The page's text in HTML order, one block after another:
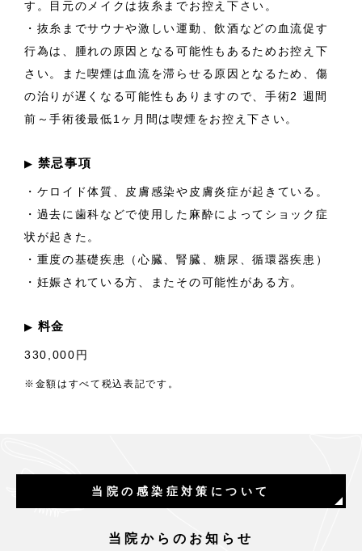
す。目元のメイクは抜糸までお控え下さい。
・抜糸までサウナや激しい運動、飲酒などの血流促す
行為は、腫れの原因となる可能性もあるためお控え下
さい。また喫煙は血流を滞らせる原因となるため、傷
の治りが遅くなる可能性もありますので、手術2 週間
前～手術後最低1ヶ月間は喫煙をお控え下さい。
▶︎ 禁忌事項
・ケロイド体質、皮膚感染や皮膚炎症が起きている。
・過去に歯科などで使用した麻酔によってショック症
状が起きた。
・重度の基礎疾患（心臓、腎臓、糖尿、循環器疾患）
・妊娠されている方、またその可能性がある方。
▶︎ 料金
330,000円
※金額はすべて税込表記です。
当院の感染症対策について
当院からのお知らせ